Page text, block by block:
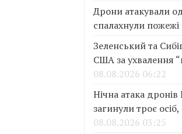
Дрони атакували
спалахнули пожежі
Зеленський та
США за ухвалення
08.08.2026 06:22
Нічна атака
загинули троє
08.08.2026 03:25